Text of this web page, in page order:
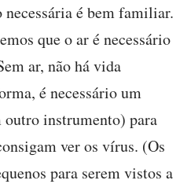
é bem familiar.
que o ar é necessário
ar, não há vida
é necessário um
instrumento) para
ver os vírus. (Os
para serem vistos a